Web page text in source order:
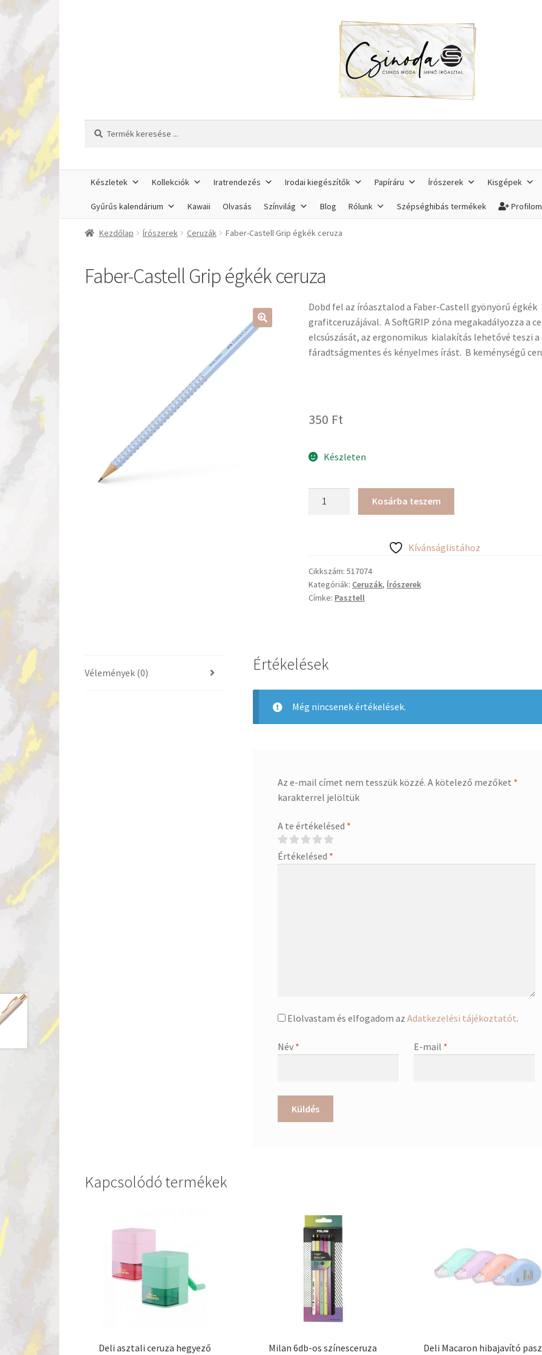
Készletek Kollekciók Iratrendezés Irodai kiegészítők Papíráru Írószerek Kisgépek
Gyűrűs kalendárium Kawaii Olvasás Színvilág Blog Rólunk Szépséghibás termékek Profilom
Kezdőlap Írószerek Ceruzák Faber-Castell Grip égkék ceruza
Faber-Castell Grip égkék ceruza
Dobd fel az íróasztalod a Faber-Castell gyönyörű égkék
grafitceruzájával. A SoftGRIP zóna megakadályozza a
elcsúszását, az ergonomikus kialakítás lehetővé teszi a
fáradtságmentes és kényelmes írást. B keménységű
350 Ft
Készleten
mennyiség
Kosárba teszem
Kívánságlistához
Cikkszám:517074
Kategóriák: Ceruzák, Írószerek
Címke: Pasztell
Vélemények (0) Értékelések
Még nincsenek értékelések.
Az e-mail címet nem tesszük közzé. A kötelező mezőket *
karakterrel jelöltük
A te értékelésed *
Értékelésed *
Elolvastam és elfogadom azAdatkezelési tájékoztatót.
Név * E-mail *
Kapcsolódó termékek
Deli asztali ceruza hegyező
Milan 6db-os színesceruza
Deli Macaron hibajavító